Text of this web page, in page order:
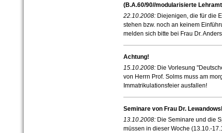
(B.A.60/90//modularisierte
22.10.2008: Diejenigen, die für die
stehen bzw. noch an keinem
melden sich bitte bei Frau Dr.
Achtung!
15.10.2008: Die Vorlesung
von Herrn Prof. Solms muss am
Immatrikulationsfeier ausfallen!
Seminare von Frau Dr.
13.10.2008: Die Seminare und die
müssen in dieser Woche (13.10.-